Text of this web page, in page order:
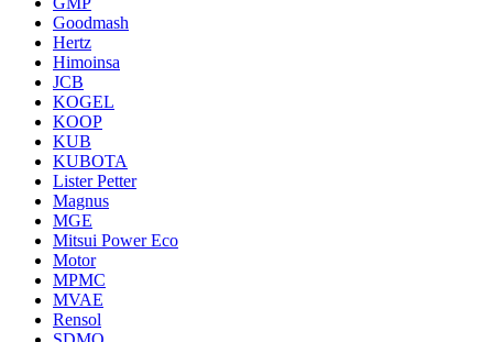
Goodmash
Hertz
Himoinsa
JCB
KOGEL
KOOP
KUB
KUBOTA
Lister Petter
Magnus
MGE
Mitsui Power Eco
Motor
MPMC
MVAE
Rensol